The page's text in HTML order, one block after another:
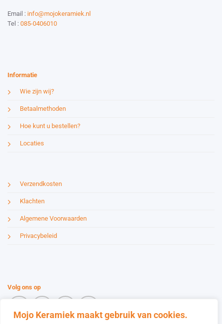
Mojo Keramiek maakt gebruik van cookies.
Email : info@mojokeramiek.nl
Tel : 085-0406010
Informatie
Wie zijn wij?
Betaalmethoden
Hoe kunt u bestellen?
Locaties
Verzendkosten
Klachten
Algemene Voorwaarden
Privacybeleid
Volg ons op